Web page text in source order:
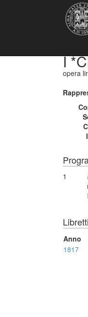
I
opera
1
Libretti
Anno
1817